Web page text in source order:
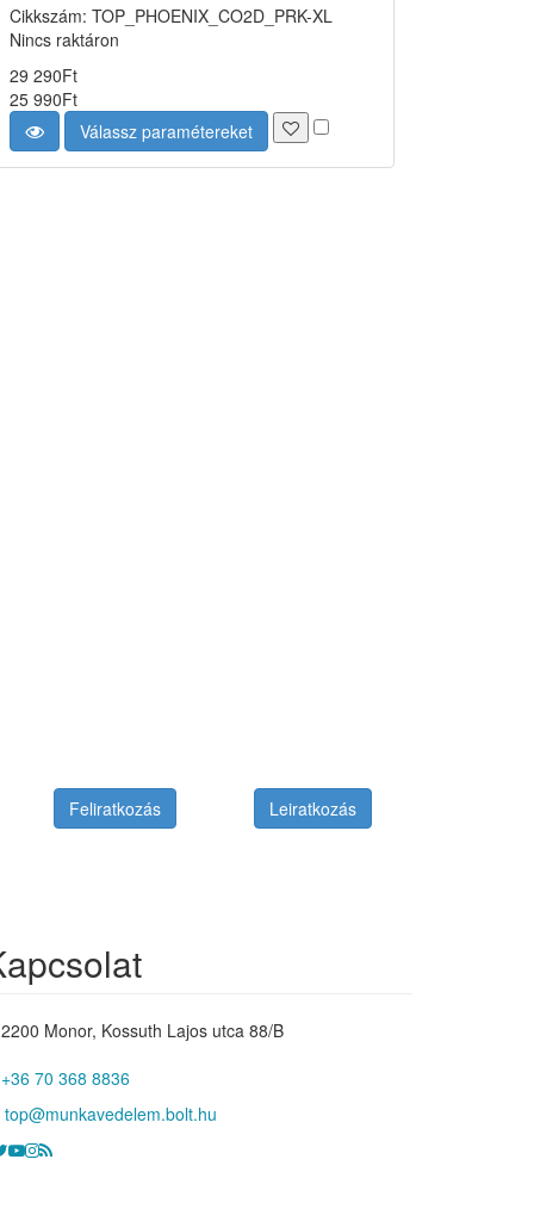
Cikkszám: TOP_PHOENIX_CO2D_PRK-XL
Nincs raktáron
29 290Ft
25 990Ft
Válassz paramétereket
Feliratkozás Leiratkozás
2200 Monor, Kossuth Lajos utca 88/B
+36 70 368 8836
top@munkavedelem.bolt.hu